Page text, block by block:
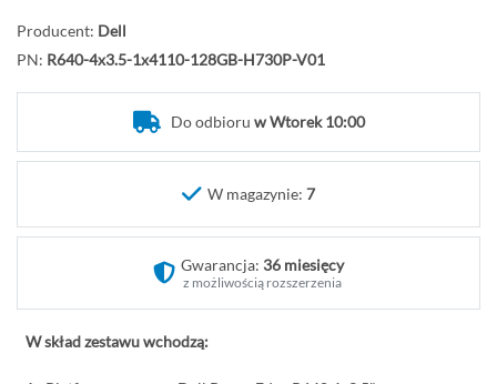
p
o
c
k
l
Producent: Dell
PN: R640-4x3.5-1x4110-128GB-H730P-V01
Do odbioru w Wtorek 10:00
W magazynie: 7
Gwarancja: 36 miesięcy
z możliwością rozszerzenia
W skład zestawu wchodzą: